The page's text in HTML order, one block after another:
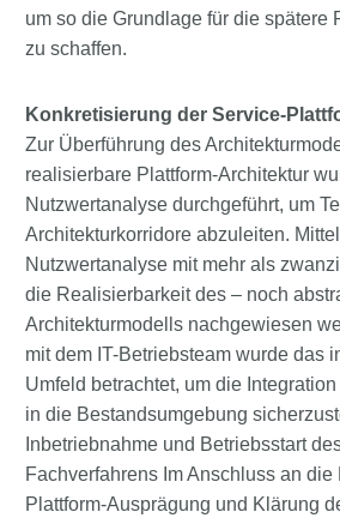
um so die Grundlage für die spätere
zu schaffen.
Konkretisierung der Service-
Zur Überführung des
realisierbare Plattform-Architektur
Nutzwertanalyse durchgeführt, um
Architekturkorridore abzuleiten.
Nutzwertanalyse mit mehr als
die Realisierbarkeit des – noch
Architekturmodells nachgewiesen
mit dem IT-Betriebsteam wurde das
Umfeld betrachtet, um die
in die Bestandsumgebung
Inbetriebnahme und Betriebsstart
Fachverfahrens Im Anschluss an
Plattform-Ausprägung und Klärung